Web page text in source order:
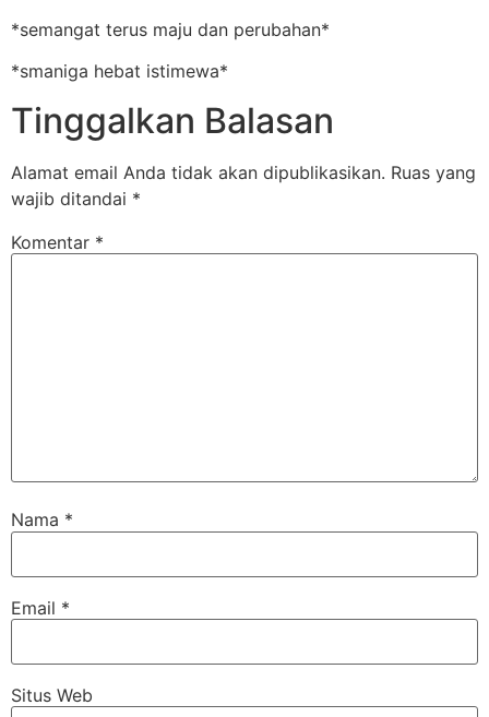
*semangat terus maju dan perubahan*
*smaniga hebat istimewa*
Tinggalkan Balasan
Alamat email Anda tidak akan dipublikasikan. Ruas yang
wajib ditandai *
Komentar *
Nama *
Email *
Situs Web